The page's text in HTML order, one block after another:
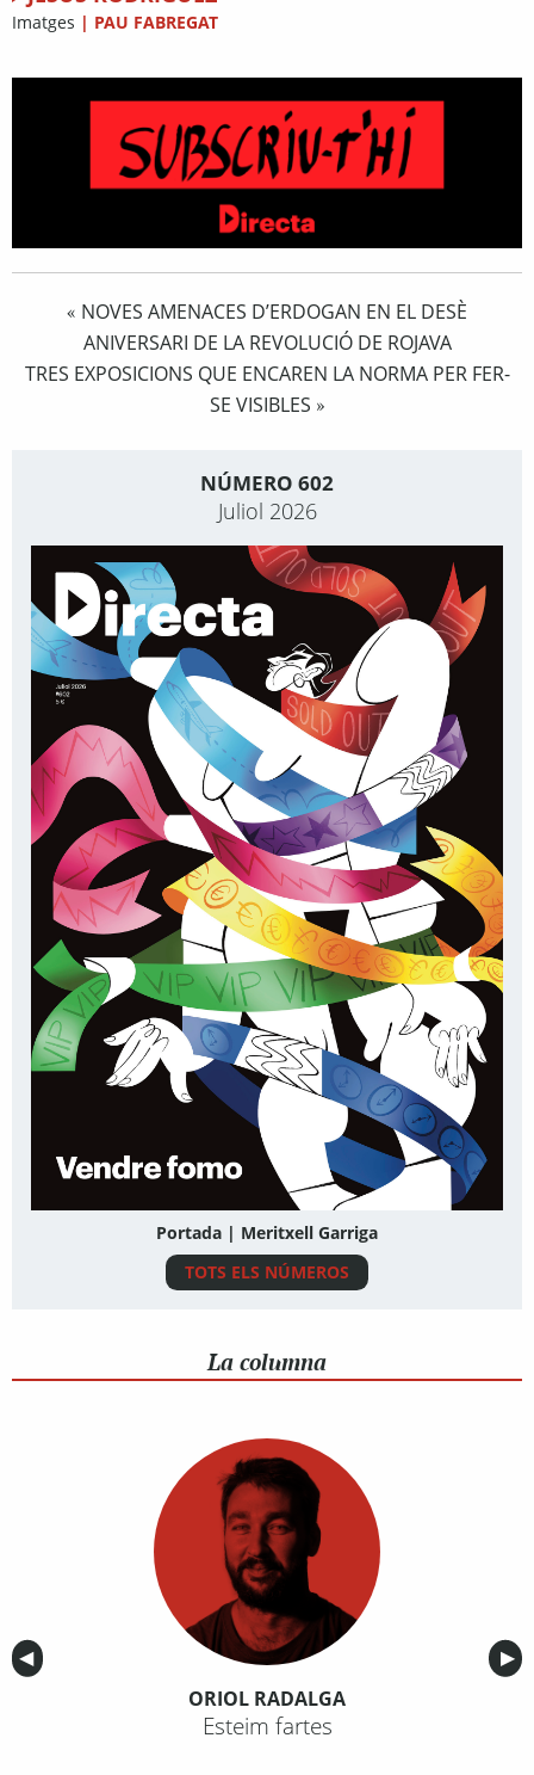
Imatges | PAU FABREGAT
« NOVES AMENACES D’ERDOGAN EN EL DESÈ
ANIVERSARI DE LA REVOLUCIÓ DE ROJAVA
TRES EXPOSICIONS QUE ENCAREN LA NORMA PER FER-
SE VISIBLES »
NÚMERO 602
Juliol 2026
Portada | Meritxell Garriga
TOTS ELS NÚMEROS
La columna
Anterior
◀︎ ▶︎
ORIOL RADALGA
Esteim fartes